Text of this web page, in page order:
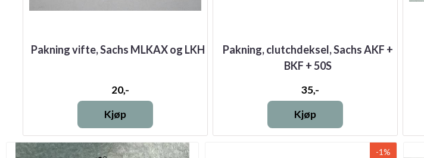
Pakning vifte, Sachs MLKAX og LKH
20,-
Kjøp
Pakning, clutchdeksel, Sachs AKF +
BKF + 50S
35,-
Kjøp
-1%